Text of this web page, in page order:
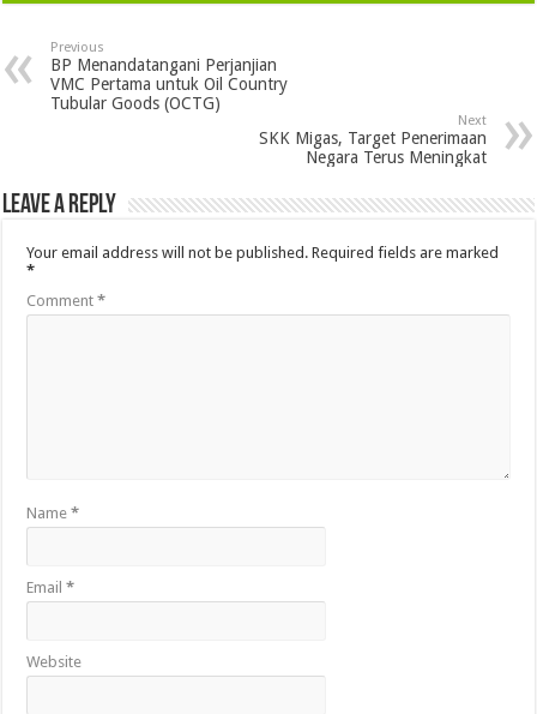
Previous
BP Menandatangani Perjanjian
VMC Pertama untuk Oil Country
Tubular Goods (OCTG)
Next
SKK Migas, Target Penerimaan
Negara Terus Meningkat
Leave a Reply
Your email address will not be published. Required fields are marked
*
Comment*
Name*
Email*
Website